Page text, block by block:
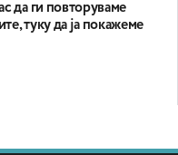
да ги повторуваме
туку да ја покажеме